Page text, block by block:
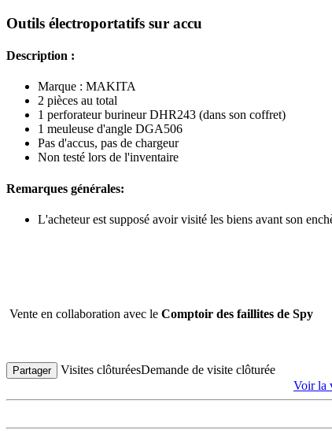
Outils électroportatifs sur accu
Description :
Marque : MAKITA
2 pièces au total
1 perforateur burineur DHR243 (dans son coffret)
1 meuleuse d'angle DGA506
Pas d'accus, pas de chargeur
Non testé lors de l'inventaire
Remarques générales:
L'acheteur est supposé avoir visité les biens avant son
Vente en collaboration avec le Comptoir des faillites de Spy
Partager Visites clôturéesDemande de visite clôturée
Voir la